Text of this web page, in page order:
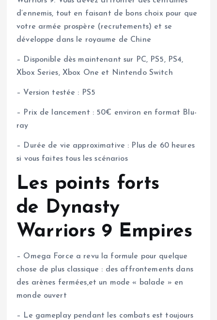
d’ennemis, tout en faisant de bons choix pour que
votre armée prospère (recrutements) et se
développe dans le royaume de Chine
– Disponible dès maintenant sur PC, PS5, PS4,
Xbox Series, Xbox One et Nintendo Switch
– Version testée : PS5
– Prix de lancement : 50€ environ en format Blu-
ray
– Durée de vie approximative : Plus de 60 heures
si vous faites tous les scénarios
Les points forts
de Dynasty
Warriors 9 Empires
– Omega Force a revu la formule pour quelque
chose de plus classique : des affrontements dans
des arènes fermées,et un mode « balade » en
monde ouvert
– Le gameplay pendant les combats est toujours